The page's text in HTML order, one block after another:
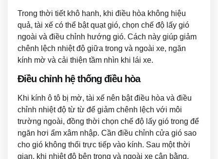
Trong thời tiết khô hanh, khi điều hòa không hiệu
quả, tài xế có thể bật quạt gió, chọn chế độ lấy gió
ngoài và điều chỉnh hướng gió. Cách này giúp giảm
chênh lệch nhiệt độ giữa trong và ngoài xe, ngăn
kính mờ và cải thiện tầm nhìn khi lái xe.
Điều chỉnh hệ thống điều hòa
Khi kính ô tô bị mờ, tài xế nên bật điều hòa và điều
chỉnh nhiệt độ từ từ để giảm chênh lệch với môi
trường ngoài, đồng thời chọn chế độ lấy gió trong để
ngăn hơi ẩm xâm nhập. Cần điều chỉnh cửa gió sao
cho gió không thổi trực tiếp vào kính. Sau một thời
gian, khi nhiệt độ bên trong và ngoài xe cân bằng,